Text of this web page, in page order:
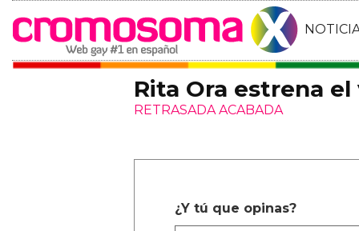
Rita Ora estrena
RETRASADA ACABADA
¿Y tú que opinas?